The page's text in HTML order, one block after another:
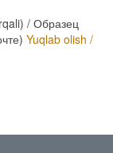
/ Образец
Yuqlab olish /